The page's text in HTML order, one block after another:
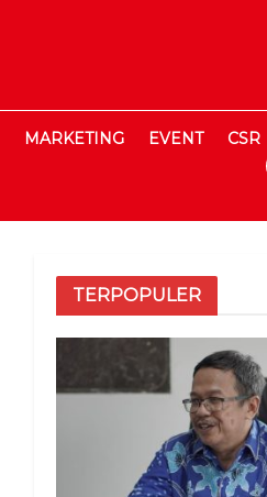
MARKETING EVENT CSR
TERPOPULER